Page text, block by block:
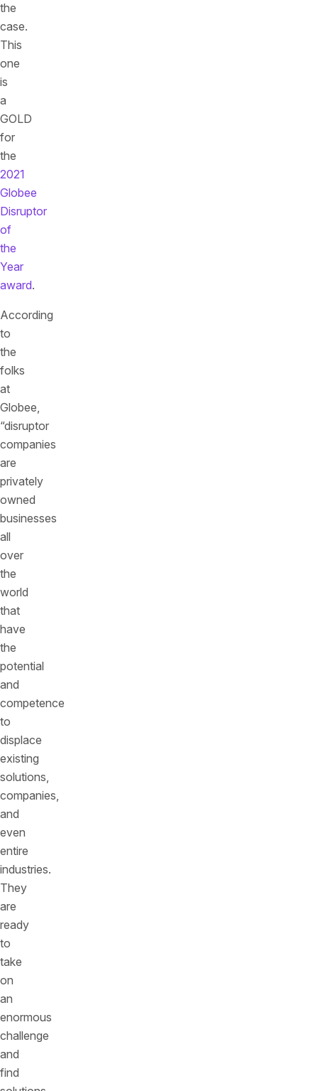
the
case.
This
one
is
a
GOLD
for
the
2021
Globee
Disruptor
of
the
Year
award.
According
to
the
folks
at
Globee,
“disruptor
companies
are
privately
owned
businesses
all
over
the
world
that
have
the
potential
and
competence
to
displace
existing
solutions,
companies,
and
even
entire
industries.
They
are
ready
to
take
on
an
enormous
challenge
and
find